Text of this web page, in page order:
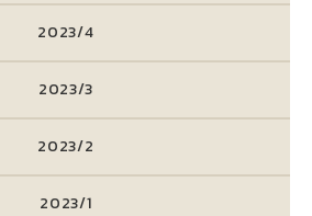
2023/4
2023/3
2023/2
2023/1